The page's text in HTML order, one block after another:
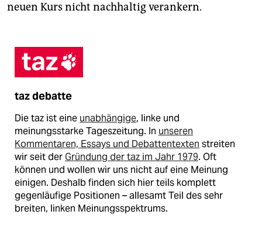
neuen Kurs nicht nachhaltig verankern.
taz debatte
Die taz ist eine unabhängige, linke und
meinungsstarke Tageszeitung. In unseren
Kommentaren, Essays und Debattentexten streiten
wir seit derGründung der taz im Jahr 1979. Oft
können und wollen wir uns nicht auf eine Meinung
einigen. Deshalb finden sich hier teils komplett
gegenläufige Positionen – allesamt Teil des sehr
breiten, linken Meinungsspektrums.